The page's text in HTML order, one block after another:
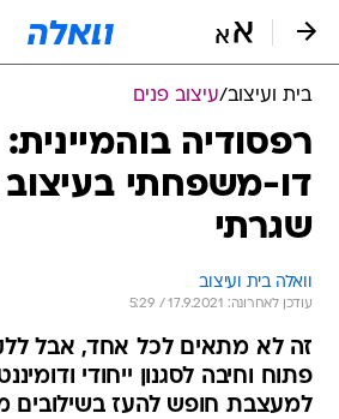
בית ועיצוב/עיצוב פנים
רפסודיה בוהמיינית:
דו-משפחתי בעיצוב
שגרתי
וואלה בית ועיצוב
עודכן לאחרונה: 17.9.2021 / 5:29
זה לא מתאים לכל אחד, אבל
פתוח וחיבה לסגנון ייחודי
למעצבת חופש להעז בשילובים